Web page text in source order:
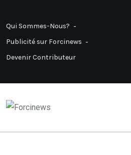
Qui Sommes-Nous?
Publicité sur Forcinews
Devenir Contributeur